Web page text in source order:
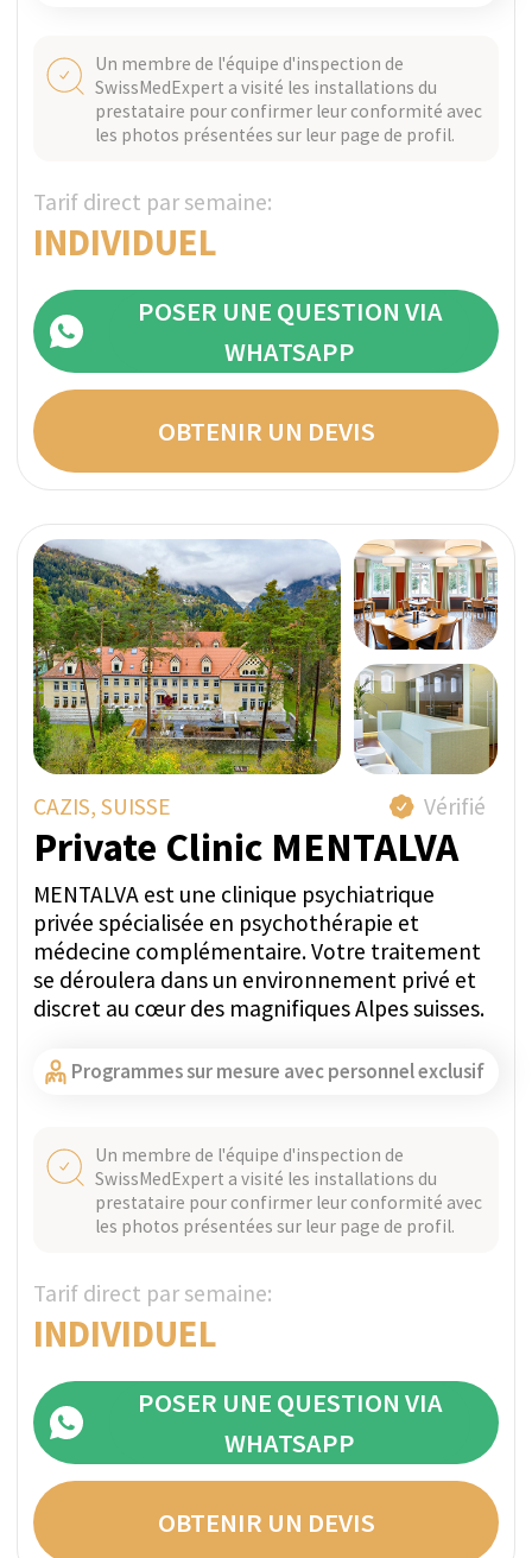
orientera vers la clinique idéale,
correspondant à vos attentes, besoins
spécifiques et budget.
Comment garantissez-vous la
À aucune étape du processus nous n'avons
besoin de connaître votre identité réelle.
Tous les paiements sont transparents et
effectués directement à la clinique sans
utilisent souvent des entités de paiement
distinctes, masquant ainsi les transferts
vers les centres de réadaptation dans vos
relevés bancaires.
Demandez une
consultation gratuite
dès maintenant!
Demandez une première consultation sans
engagement (15 minutes) avec notre
équipe expérimentée. Notre objectif est de
comprendre votre situation personnelle
afin de préparer un programme de
traitement sur mesure.
+41
I confirm my agreement with terms
conditions andprivacy policy.
Écrivez-nous sur WhatsApp au+41 76
266 1457ou laissez votre demande :